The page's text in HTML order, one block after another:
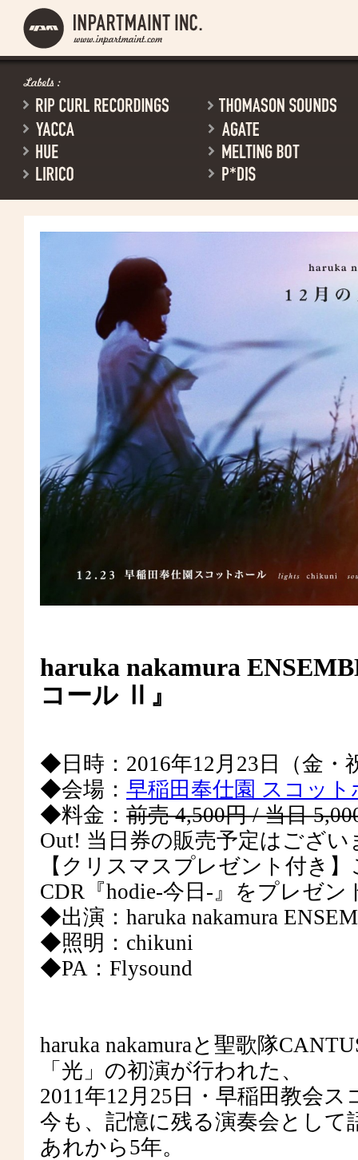
haruka nakamura
コール Ⅱ』
◆日時：2016年12月23日（金・
◆会場： 早稲田奉仕園 スコット
◆料金： 前売 4,500円 / 当日
Out! 当日券の販売予定はござい
【クリスマスプレゼント付き
CDR『hodie-今日-』をプレゼ
◆出演：haruka nakamura
◆照明：chikuni
◆PA：Flysound
haruka nakamuraと聖歌隊
「光」の初演が行われた、
2011年12月25日・早稲田教会
今も、記憶に残る演奏会とし
あれから5年。